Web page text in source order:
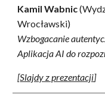
Kamil Wabnic
Wrocławski)
Wzbogacanie
Aplikacja AI do
[Slajdy z prezentacji]